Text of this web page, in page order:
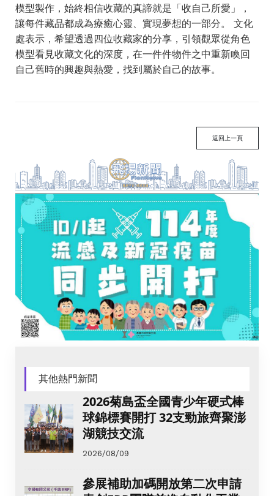
模型製作，始終相信收藏的真諦就是「收自己所愛」，
讓每件藏品都成為療癒心靈、實現夢想的一部分。 文化
處表示，希望透過四位收藏家的分享，引領觀眾從角色
模型看見收藏文化的深度，在一件件物件之中重新喚回
自己舊時的興趣與熱愛，找到屬於自己的故事。
返回上一頁
其他熱門新聞
2026菊島盃全國青少年硬式棒
球錦標賽開打 32支勁旅齊聚澎
湖競技交流
2026/08/09
參展補助加碼開放第二次申請